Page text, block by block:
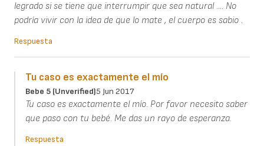
legrado si se tiene que interrumpir que sea natural .... No
podría vivir con la idea de que lo mate , el cuerpo es sabio .
Respuesta
Tu caso es exactamente el mío
Bebe 5 (unverified)5 Jun 2017
Tu caso es exactamente el mío. Por favor necesito saber
que paso con tu bebé. Me das un rayo de esperanza.
Respuesta